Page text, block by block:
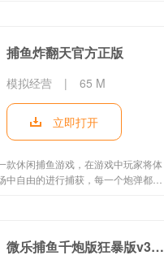
鱼射击内容当中。梦幻捕鱼这款游戏
们延续了街机捕鱼的经典玩法，还
捕鱼炸翻天官方正版
模拟经营 | 65 M
立即打开
款休闲捕鱼游戏，在游戏中玩家将体
自由的进行捕获，每一个炮弹都有
玩家紧绷的神经，获得身心上的放
载吧~
微乐捕鱼千炮版狂暴版v3.9.7